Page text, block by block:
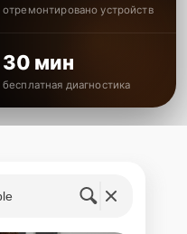
отремонтировано устройств
30 мин
бесплатная диагностика